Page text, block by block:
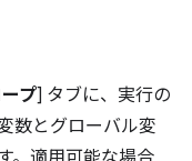
プ] タブに、実行の
数とグローバル変